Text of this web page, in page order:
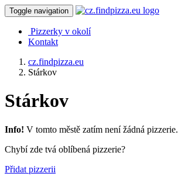
Toggle navigation
Pizzerky v okolí
Kontakt
cz.findpizza.eu
Stárkov
Stárkov
Info! V tomto městě zatím není žádná pizzerie.
Chybí zde tvá oblíbená pizzerie?
Přidat pizzerii